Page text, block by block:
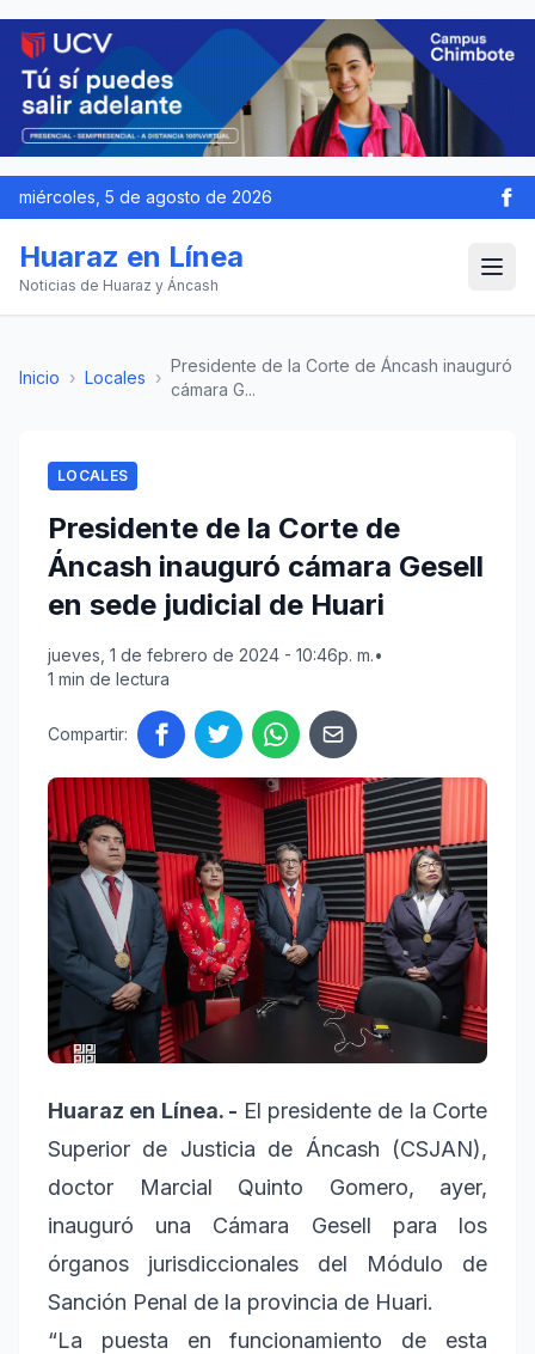
miércoles, 5 de agosto de 2026
Huaraz en Línea
Noticias de Huaraz y Áncash
Inicio › Locales ›
Presidente de la Corte de Áncash inauguró
cámara G...
LOCALES
Presidente de la Corte de
Áncash inauguró cámara Gesell
en sede judicial de Huari
jueves, 1 de febrero de 2024 - 10:46p. m.•
1 min de lectura
Compartir:
Huaraz en Línea. - El presidente de la Corte
Superior de Justicia de Áncash (CSJAN),
doctor Marcial Quinto Gomero, ayer,
inauguró una Cámara Gesell para los
órganos jurisdiccionales del Módulo de
Sanción Penal de la provincia de Huari.
“La puesta en funcionamiento de esta